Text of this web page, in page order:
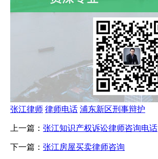
张江律师 律师电话 浦东新区刑事辩护
上一篇： 张江知识产权诉讼律师咨询电话
下一篇： 张江房屋买卖律师咨询